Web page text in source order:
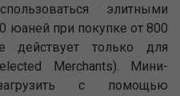
элитными
юаней при покупке от 800
действует только для
Merchants). Мини-
с помощью